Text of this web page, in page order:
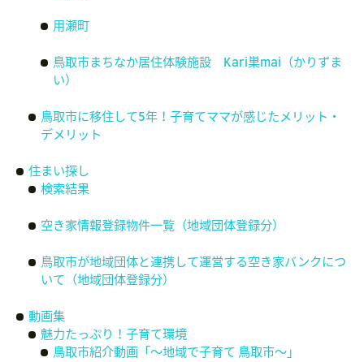
用瀬町
鳥取市まちなか居住体験施設 Kari巣mai（かりずま
い）
鳥取市に移住して5年！子育てママが感じたメリット・
デメリット
住まい探し
検索結果
空き家情報登録物件一覧（地域団体登録分）
鳥取市が地域団体と連携して運営する空き家バンクにつ
いて（地域団体登録分）
動画集
魅力たっぷり！子育て環境
鳥取市紹介動画「～地域で子育て 鳥取市～」